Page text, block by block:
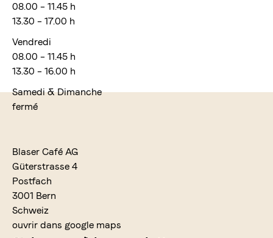
08.00 – 11.45 h
13.30 – 17.00 h
Vendredi
08.00 – 11.45 h
13.30 – 16.00 h
Samedi & Dimanche
fermé
Blaser Café AG
Güterstrasse 4
Postfach
3001 Bern
Schweiz
ouvrir dans google maps